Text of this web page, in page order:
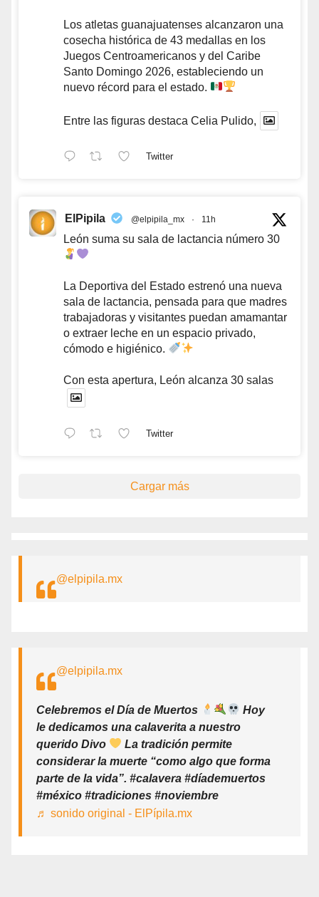
Los atletas guanajuatenses alcanzaron una
cosecha histórica de 43 medallas en los
Juegos Centroamericanos y del Caribe
Santo Domingo 2026, estableciendo un
nuevo récord para el estado.
Entre las figuras destaca Celia Pulido,
Twitter
ElPipila @elpipila_mx · 11h
León suma su sala de lactancia número 30
La Deportiva del Estado estrenó una nueva
sala de lactancia, pensada para que madres
trabajadoras y visitantes puedan amamantar
o extraer leche en un espacio privado,
cómodo e higiénico.
Con esta apertura, León alcanza 30 salas
Twitter
Cargar más
@elpipila.mx
@elpipila.mx
Celebremos el Día de Muertos
Hoy
le dedicamos una calaverita a nuestro
querido Divo
La tradición permite
considerar la muerte “como algo que forma
parte de la vida”. #calavera #díademuertos
#méxico #tradiciones #noviembre
♬ sonido original - ElPípila.mx